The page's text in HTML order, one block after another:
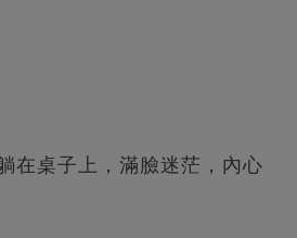
在桌子上，滿臉迷茫，內心